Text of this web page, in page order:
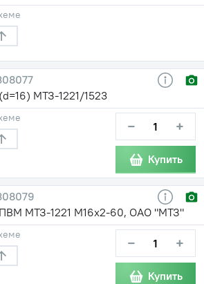
МТЗ-1221/1523
− +
Купить
МТЗ-1221 М16х2-60, ОАО "МТЗ"
− +
Купить